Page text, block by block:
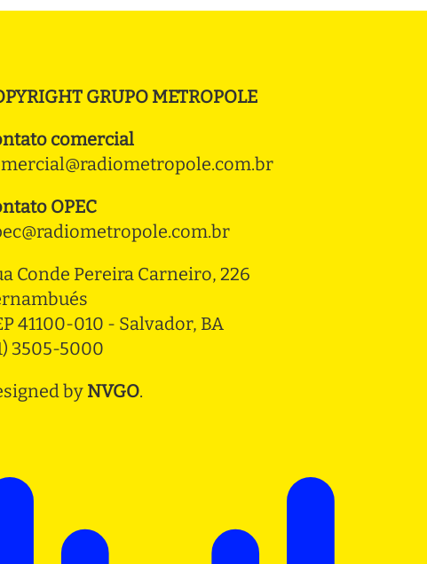
GRUPO METROPOLE
comercial
OPEC
Conde Pereira Carneiro, 226
41100-010 - Salvador, BA
3505-5000
by NVGO.